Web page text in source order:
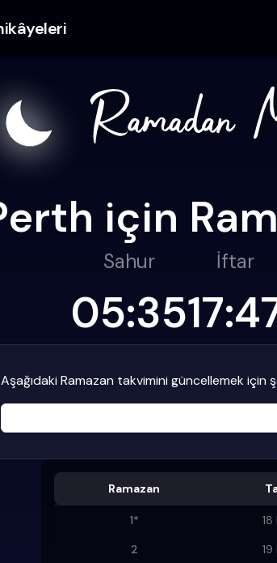
için
Sahur
05:35
İftar
Aşağıdaki Ramazan takvimini güncellemek için
Ramazan
1* 18
2
19